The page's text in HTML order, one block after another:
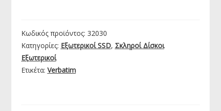
3.2
Gen
2
Εξωτερικός
Κωδικός προϊόντος: 32030
Κατηγορίες: Εξωτερικοί SSD, Σκληροί Δίσκοι
Εξωτερικοί
Ετικέτα: Verbatim